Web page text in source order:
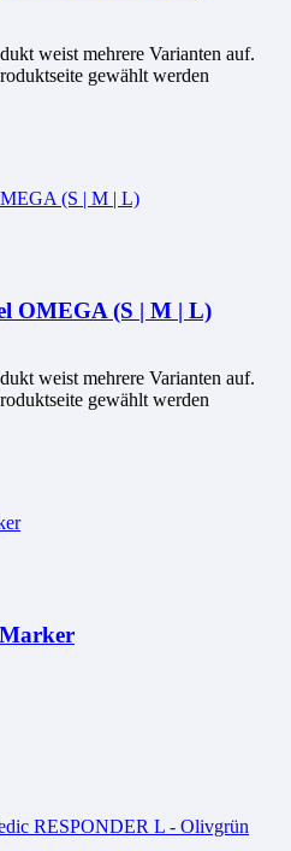
weist mehrere Varianten auf.
gewählt werden
OMEGA (S | M | L)
weist mehrere Varianten auf.
gewählt werden